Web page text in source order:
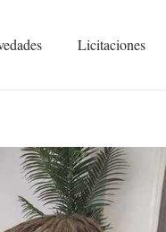
Licitaciones